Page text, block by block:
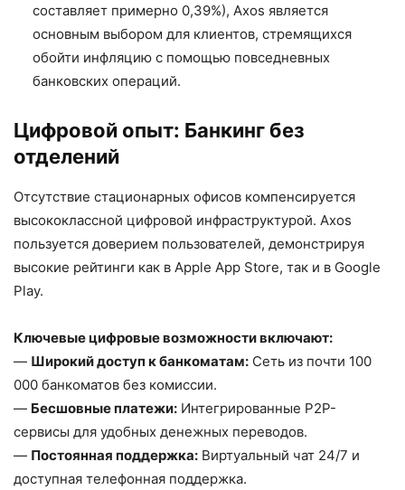
составляет примерно 0,39%), Axos является
основным выбором для клиентов, стремящихся
обойти инфляцию с помощью повседневных
банковских операций.
Цифровой опыт: Банкинг без
отделений
Отсутствие стационарных офисов компенсируется
высококлассной цифровой инфраструктурой. Axos
пользуется доверием пользователей, демонстрируя
высокие рейтинги как в Apple App Store, так и в Google
Play.
Ключевые цифровые возможности включают:
— Широкий доступ к банкоматам: Сеть из почти 100
000 банкоматов без комиссии.
— Бесшовные платежи: Интегрированные P2P-
сервисы для удобных денежных переводов.
— Постоянная поддержка: Виртуальный чат 24/7 и
доступная телефонная поддержка.